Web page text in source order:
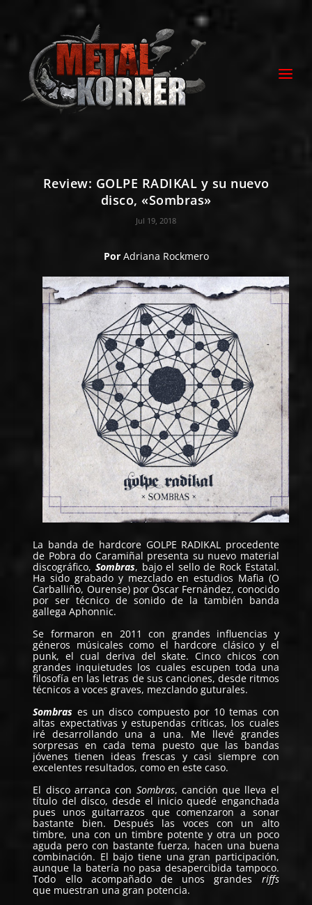
Review: GOLPE RADIKAL y su nuevo
disco, «Sombras»
Jul 19, 2018
Por Adriana Rockmero
La banda de hardcore GOLPE RADIKAL procedente
de Pobra do Caramiñal presenta su nuevo material
discográfico,Sombras, bajo el sello de Rock Estatal.
Ha sido grabado y mezclado en estudios Mafia (O
Carballiño, Ourense) por Óscar Fernández, conocido
por ser técnico de sonido de la también banda
gallega Aphonnic.
Se formaron en 2011 con grandes influencias y
géneros músicales como el hardcore clásico y el
punk, el cual deriva del skate. Cinco chicos con
grandes inquietudes los cuales escupen toda una
filosofía en las letras de sus canciones, desde ritmos
técnicos a voces graves, mezclando guturales.
Sombras es un disco compuesto por 10 temas con
altas expectativas y estupendas críticas, los cuales
iré desarrollando una a una. Me llevé grandes
sorpresas en cada tema puesto que las bandas
jóvenes tienen ideas frescas y casi siempre con
excelentes resultados, como en este caso.
El disco arranca con Sombras, canción que lleva el
título del disco, desde el inicio quedé enganchada
pues unos guitarrazos que comenzaron a sonar
bastante bien. Después las voces con un alto
timbre, una con un timbre potente y otra un poco
aguda pero con bastante fuerza, hacen una buena
combinación. El bajo tiene una gran participación,
aunque la batería no pasa desapercibida tampoco.
Todo ello acompañado de unos grandes riffs
que muestran una gran potencia.